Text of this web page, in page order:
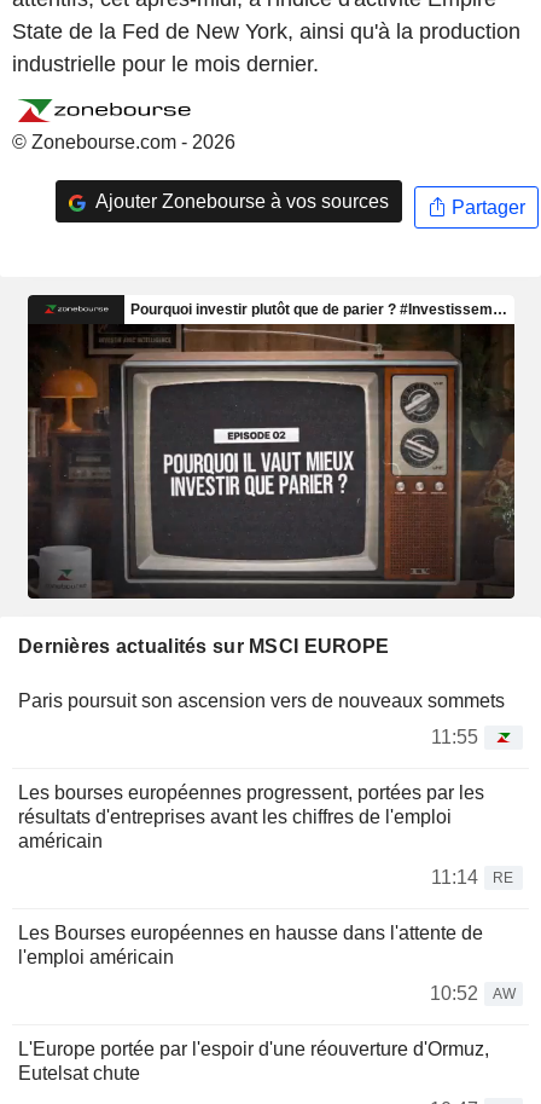
State de la Fed de New York, ainsi qu'à la production
industrielle pour le mois dernier.
© Zonebourse.com - 2026
Ajouter Zonebourse à vos sources Partager
Dernières actualités sur MSCI EUROPE
Paris poursuit son ascension vers de nouveaux sommets
11:55
Les bourses européennes progressent, portées par les
résultats d'entreprises avant les chiffres de l'emploi
américain
11:14
RE
Les Bourses européennes en hausse dans l'attente de
l'emploi américain
10:52
AW
L'Europe portée par l'espoir d'une réouverture d'Ormuz,
Eutelsat chute